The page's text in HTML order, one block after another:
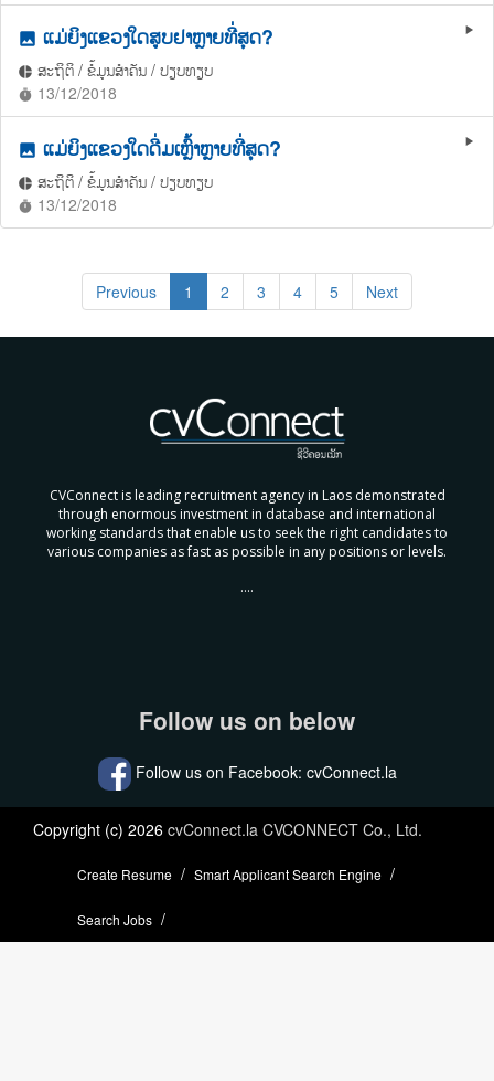
play_arrow
photo ແມ່ຍິງແຂວງໃດສູບຢາຫຼາຍທີ່ສຸດ?
pie_chart ສະຖິຕິ / ຂໍ້ມູນສຳຄັນ / ປຽບທຽບ
timer 13/12/2018
play_arrow
photo ແມ່ຍິງແຂວງໃດດື່ມເຫຼົ້າຫຼາຍທີ່ສຸດ?
pie_chart ສະຖິຕິ / ຂໍ້ມູນສຳຄັນ / ປຽບທຽບ
timer 13/12/2018
Previous 1 2 3 4 5 Next
CVConnect is leading recruitment agency in Laos demonstrated
through enormous investment in database and international
working standards that enable us to seek the right candidates to
various companies as fast as possible in any positions or levels.
....
Follow us on below
Follow us on Facebook: cvConnect.la
Copyright (c) 2026 cvConnect.la CVCONNECT Co., Ltd.
Create Resume Smart Applicant Search Engine
Search Jobs